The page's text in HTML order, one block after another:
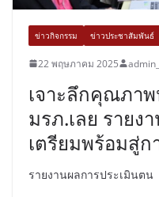
ข่าวกิจกรรม ข่าวประชาสัมพันธ์
22 พฤษภาคม 2025
เจาะลึกคุณภา
มรภ.เลย รายง
เตรียมพร้อมสู่
รายงานผลการประเมินตน